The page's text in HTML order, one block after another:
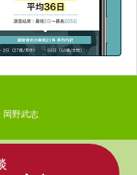
岡野武志